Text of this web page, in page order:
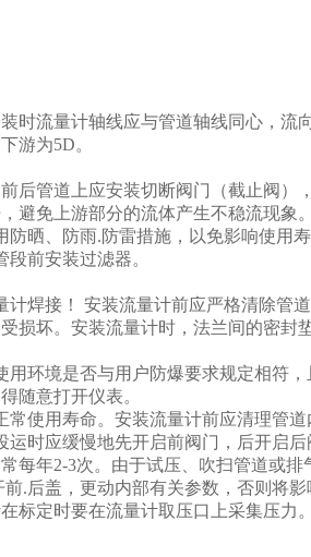
时流量计轴线应与管道轴线同心，流
游为5D。
管道上应安装切断阀门（截止阀）
避免上游部分的流体产生不稳流现象。
晒、防雨.防雷措施，以免影响使用寿
前安装过滤器。
焊接！ 安装流量计前应严格清除管
坏。安装流量计时，法兰间的密封
环境是否与用户防爆要求规定相符
随意打开仪表。
使用寿命。安装流量计前应清理管
时应缓慢地先开启前阀门，后开启
每年2-3次。由于试压、吹扫管道或排
.后盖，更动内部有关参数，否则将
标定时要在流量计取压口上采集压力。